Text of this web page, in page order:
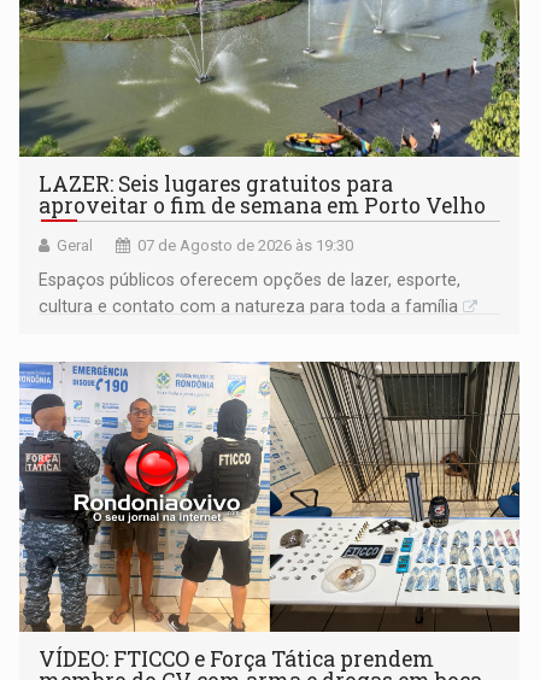
LAZER: Seis lugares gratuitos para
aproveitar o fim de semana em Porto Velho
Geral 07 de Agosto de 2026 às 19:30
Espaços públicos oferecem opções de lazer, esporte,
cultura e contato com a natureza para toda a família
VÍDEO: FTICCO e Força Tática prendem